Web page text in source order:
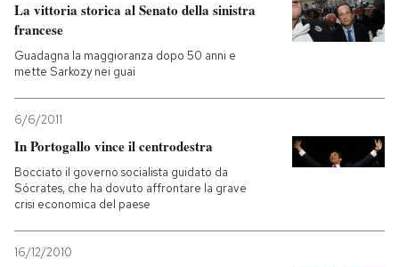
La vittoria storica al Senato della sinistra
francese
Guadagna la maggioranza dopo 50 anni e
mette Sarkozy nei guai
6/6/2011
In Portogallo vince il centrodestra
Bocciato il governo socialista guidato da
Sócrates, che ha dovuto affrontare la grave
crisi economica del paese
16/12/2010